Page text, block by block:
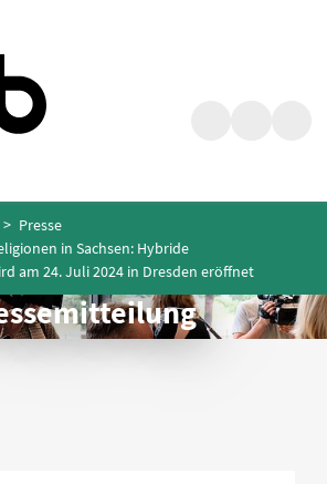
Presse
in Sachsen: Hybride
am 24. Juli 2024 in Dresden eröffnet